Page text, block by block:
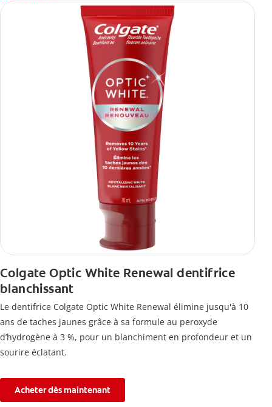
Colgate Optic White Renewal dentifrice
blanchissant
Le dentifrice Colgate Optic White Renewal élimine jusqu'à 10
ans de taches jaunes grâce à sa formule au peroxyde
d’hydrogène à 3 %, pour un blanchiment en profondeur et un
sourire éclatant.
Acheter dès maintenant